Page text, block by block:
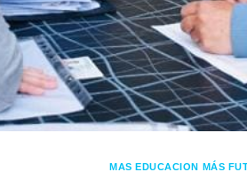
MAS EDUCACION MÁS